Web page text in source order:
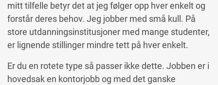
mitt tilfelle betyr det at jeg følger opp hver enkelt og
forstår deres behov. Jeg jobber med små kull. På
store utdanningsinstitusjoner med mange studenter,
er lignende stillinger mindre tett på hver enkelt.
Er du en rotete type så passer ikke dette. Jobben er i
hovedsak en kontorjobb og med det ganske